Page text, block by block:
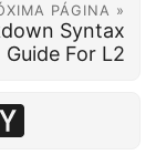
PÁGINA »
Syntax
Guide For L2